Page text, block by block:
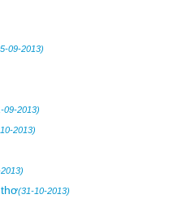
09-2013)
09-2013)
2013)
(31-10-2013)